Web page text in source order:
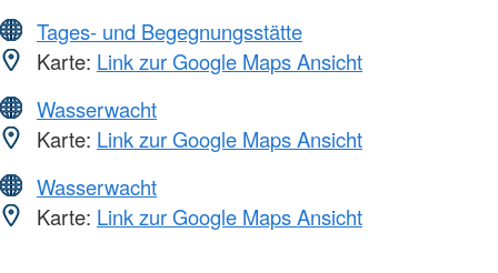
Tages- und Begegnungsstätte
Karte: Link zur Google Maps Ansicht
Wasserwacht
Karte: Link zur Google Maps Ansicht
Wasserwacht
Karte: Link zur Google Maps Ansicht